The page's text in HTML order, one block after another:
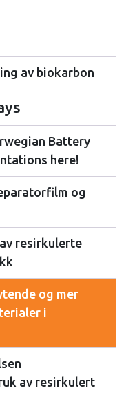
av biokarbon
Battery
here!
og
resirkulerte
og mer
i
av resirkulert